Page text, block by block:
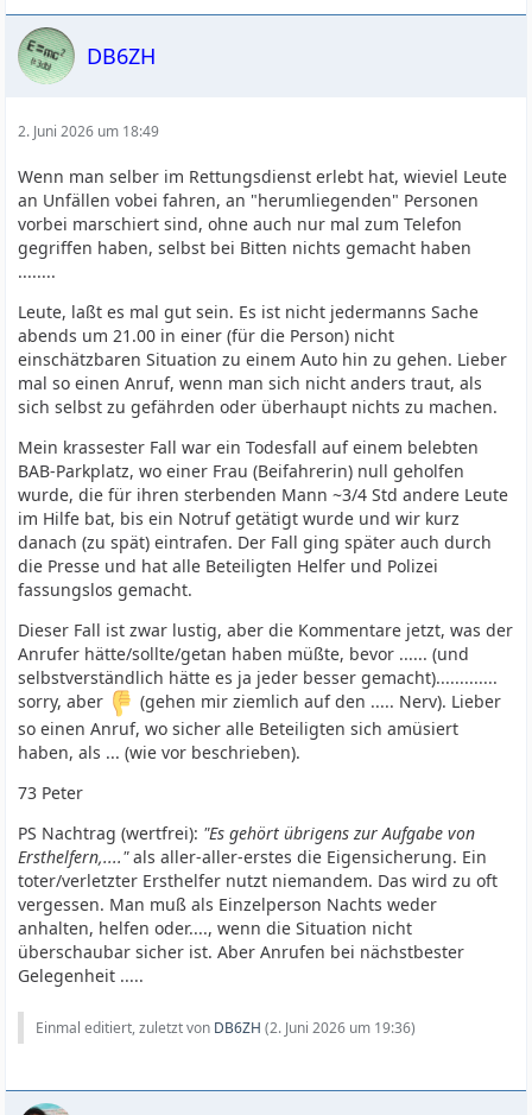
DB6ZH
2. Juni 2026 um 18:49
Wenn man selber im Rettungsdienst erlebt hat, wieviel Leute
an Unfällen vobei fahren, an "herumliegenden" Personen
vorbei marschiert sind, ohne auch nur mal zum Telefon
gegriffen haben, selbst bei Bitten nichts gemacht haben
........
Leute, laßt es mal gut sein. Es ist nicht jedermanns Sache
abends um 21.00 in einer (für die Person) nicht
einschätzbaren Situation zu einem Auto hin zu gehen. Lieber
mal so einen Anruf, wenn man sich nicht anders traut, als
sich selbst zu gefährden oder überhaupt nichts zu machen.
Mein krassester Fall war ein Todesfall auf einem belebten
BAB-Parkplatz, wo einer Frau (Beifahrerin) null geholfen
wurde, die für ihren sterbenden Mann ~3/4 Std andere Leute
im Hilfe bat, bis ein Notruf getätigt wurde und wir kurz
danach (zu spät) eintrafen. Der Fall ging später auch durch
die Presse und hat alle Beteiligten Helfer und Polizei
fassungslos gemacht.
Dieser Fall ist zwar lustig, aber die Kommentare jetzt, was der
Anrufer hätte/sollte/getan haben müßte, bevor ...... (und
selbstverständlich hätte es ja jeder besser gemacht).............
sorry, aber
(gehen mir ziemlich auf den ..... Nerv). Lieber
so einen Anruf, wo sicher alle Beteiligten sich amüsiert
haben, als ... (wie vor beschrieben).
73 Peter
PS Nachtrag (wertfrei): "Es gehört übrigens zur Aufgabe von
Ersthelfern,...."als aller-aller-erstes die Eigensicherung. Ein
toter/verletzter Ersthelfer nutzt niemandem. Das wird zu oft
vergessen. Man muß als Einzelperson Nachts weder
anhalten, helfen oder...., wenn die Situation nicht
überschaubar sicher ist. Aber Anrufen bei nächstbester
Gelegenheit .....
Einmal editiert, zuletzt von DB6ZH (2. Juni 2026 um 19:36)